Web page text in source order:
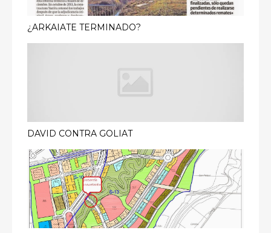
¿ARKAIATE TERMINADO?
DAVID CONTRA GOLIAT